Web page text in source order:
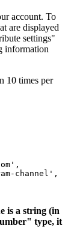
account. To
are displayed
settings"
information
10 times per
channel',
is a string (in
type, it